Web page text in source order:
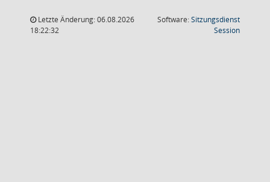
Letzte Änderung: 06.08.2026
18:22:32
Software:Sitzungsdienst
Session(Wird in